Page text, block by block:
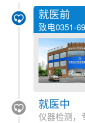
就医前
致电0351-
就医中
仪器检测，